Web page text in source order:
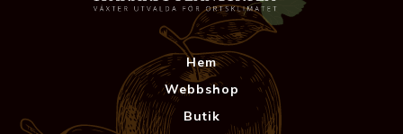
Hem
Webbshop
Butik